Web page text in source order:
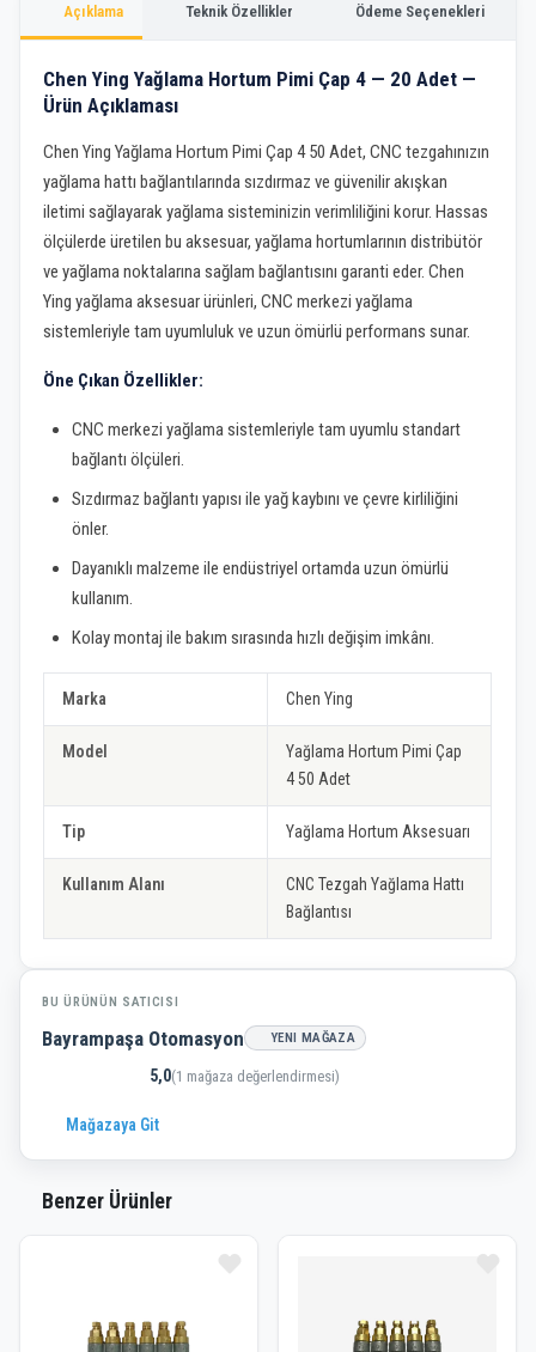
Açıklama Teknik Özellikler Ödeme Seçenekleri
Chen Ying Yağlama Hortum Pimi Çap 4 — 20 Adet —
Ürün Açıklaması
Chen Ying Yağlama Hortum Pimi Çap 4 50 Adet, CNC tezgahınızın
yağlama hattı bağlantılarında sızdırmaz ve güvenilir akışkan
iletimi sağlayarak yağlama sisteminizin verimliliğini korur. Hassas
ölçülerde üretilen bu aksesuar, yağlama hortumlarının distribütör
ve yağlama noktalarına sağlam bağlantısını garanti eder. Chen
Ying yağlama aksesuar ürünleri, CNC merkezi yağlama
sistemleriyle tam uyumluluk ve uzun ömürlü performans sunar.
Öne Çıkan Özellikler:
CNC merkezi yağlama sistemleriyle tam uyumlu standart
bağlantı ölçüleri.
Sızdırmaz bağlantı yapısı ile yağ kaybını ve çevre kirliliğini
önler.
Dayanıklı malzeme ile endüstriyel ortamda uzun ömürlü
kullanım.
Kolay montaj ile bakım sırasında hızlı değişim imkânı.
Marka Chen Ying
Model
Yağlama Hortum Pimi Çap
4 50 Adet
Tip Yağlama Hortum Aksesuarı
Kullanım Alanı
CNC Tezgah Yağlama Hattı
Bağlantısı
BU ÜRÜNÜN SATICISI
Bayrampaşa Otomasyon YENI MAĞAZA
5,0(1 mağaza değerlendirmesi)
Mağazaya Git
Benzer Ürünler